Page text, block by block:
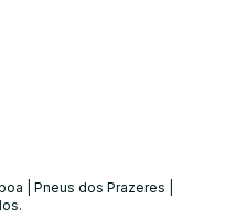
| Pneus dos Prazeres |